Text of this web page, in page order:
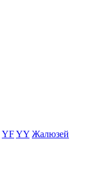
YFYY Жалюзей